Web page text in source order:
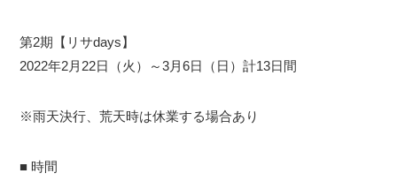
第2期【リサdays】
2022年2月22日（火）～3月6日（日）計13日間
※雨天決行、荒天時は休業する場合あり
■ 時間